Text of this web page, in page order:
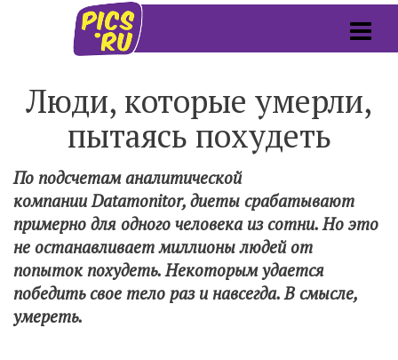
Люди, которые умерли,
пытаясь похудеть
По подсчетам аналитической
компании Datamonitor, диеты срабатывают
примерно для одного человека из сотни. Но это
не останавливает миллионы людей от
попыток похудеть. Некоторым удается
победить свое тело раз и навсегда. В смысле,
умереть.